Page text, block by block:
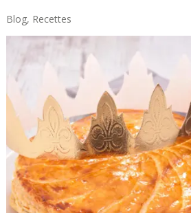
Blog, Recettes
Recette
Facile
Et
Rapide
(+
Ses
Originales)